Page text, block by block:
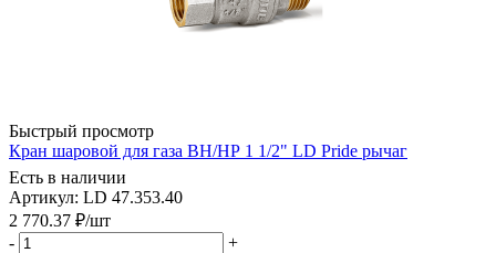
Быстрый просмотр
Кран шаровой для газа ВН/НР 1 1/2" LD Pride рычаг
Есть в наличии
Артикул: LD 47.353.40
2 770.37 ₽/шт
-
+